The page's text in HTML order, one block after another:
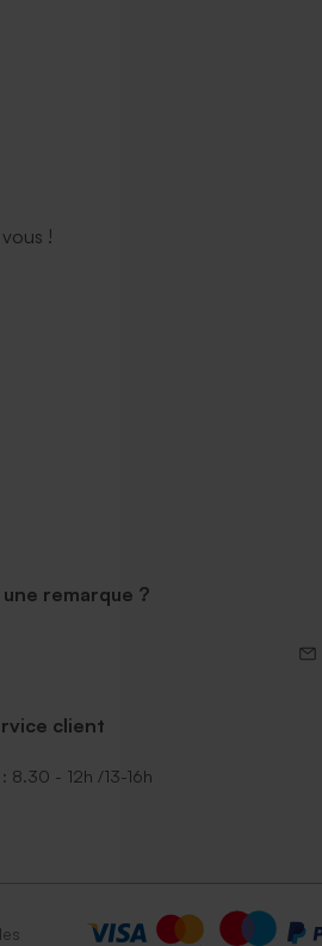
!
remarque ?
client
8.30 - 12h /13-16h